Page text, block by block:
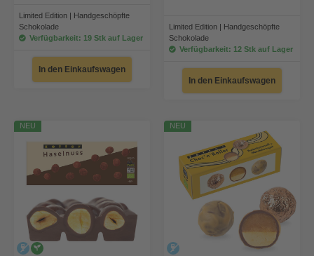
Limited Edition | Handgeschöpfte
Schokolade
Verfügbarkeit: 19 Stk auf Lager
In den Einkaufswagen
Limited Edition | Handgeschöpfte
Schokolade
Verfügbarkeit: 12 Stk auf Lager
In den Einkaufswagen
NEU
alkoholfrei
NEU